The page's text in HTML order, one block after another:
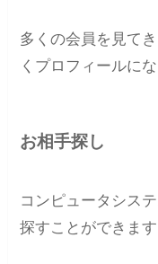
多くの会員を見て
くプロフィールに
お相手探し
コンピュータシス
探すことができます